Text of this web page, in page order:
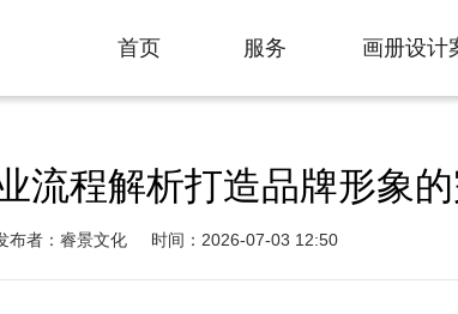
首页
服务
画册设计
流程解析打造品牌形象
布者：睿景文化 时间：2026-07-03 12:50